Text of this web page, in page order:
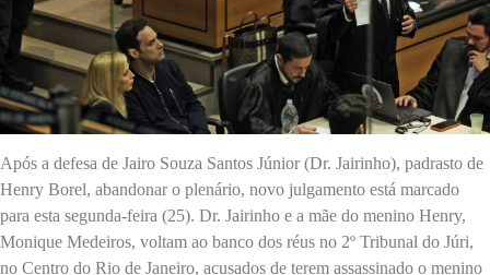
Após a defesa de Jairo Souza Santos Júnior (Dr. Jairinho), padrasto de
Henry Borel, abandonar o plenário, novo julgamento está marcado
para esta segunda-feira (25). Dr. Jairinho e a mãe do menino Henry,
Monique Medeiros, voltam ao banco dos réus no 2º Tribunal do Júri,
no Centro do Rio de Janeiro, acusados de terem assassinado o menino